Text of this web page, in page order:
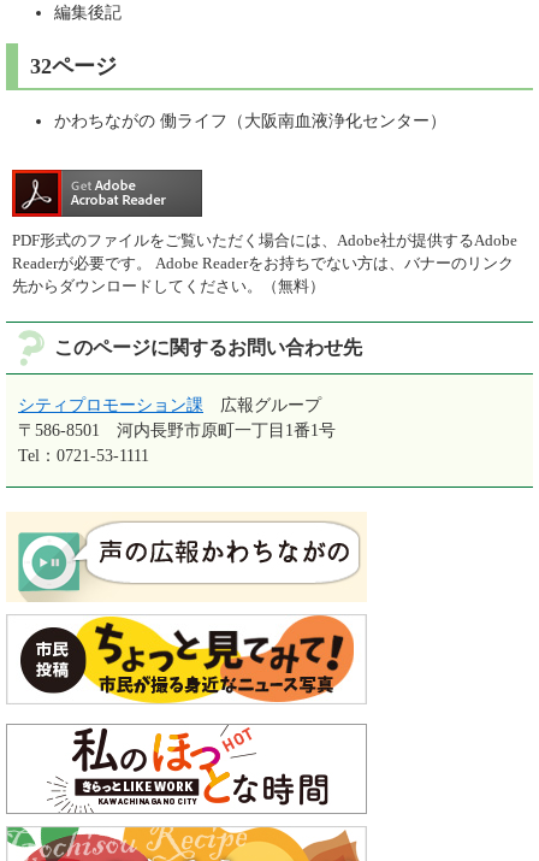
編集後記
32ページ
かわちながの 働ライフ（大阪南血液浄化センター）
PDF形式のファイルをご覧いただく場合には、Adobe社が提供するAdobe
Readerが必要です。
Adobe Readerをお持ちでない方は、バナーのリンク
先からダウンロードしてください。（無料）
このページに関するお問い合わせ先
シティプロモーション課
広報グループ
〒586-8501
河内長野市原町一丁目1番1号
Tel：0721-53-1111